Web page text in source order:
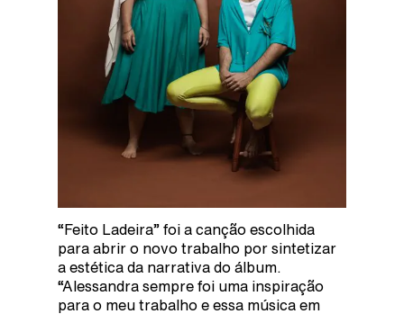
“Feito Ladeira” foi a canção escolhida
para abrir o novo trabalho por sintetizar
a estética da narrativa do álbum.
“Alessandra sempre foi uma inspiração
para o meu trabalho e essa música em